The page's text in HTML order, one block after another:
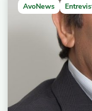
AvoNews